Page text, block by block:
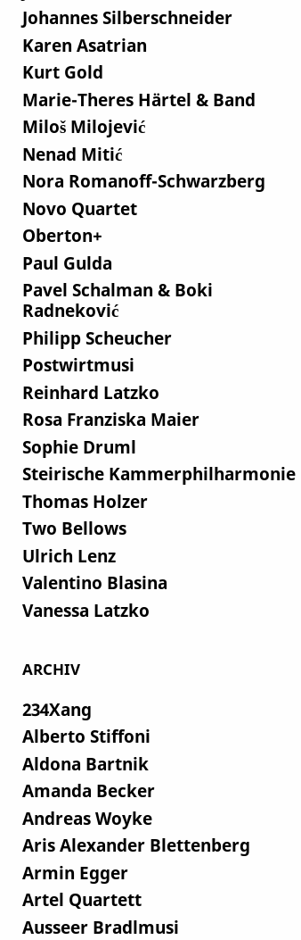
Johannes Silberschneider
Karen Asatrian
Kurt Gold
Marie-Theres Härtel & Band
Miloš Milojević
Nenad Mitić
Nora Romanoff-Schwarzberg
Novo Quartet
Oberton+
Paul Gulda
Pavel Schalman & Boki
Radneković
Philipp Scheucher
Postwirtmusi
Reinhard Latzko
Rosa Franziska Maier
Sophie Druml
Steirische Kammerphilharmonie
Thomas Holzer
Two Bellows
Ulrich Lenz
Valentino Blasina
Vanessa Latzko
ARCHIV
234Xang
Alberto Stiffoni
Aldona Bartnik
Amanda Becker
Andreas Woyke
Aris Alexander Blettenberg
Armin Egger
Artel Quartett
Ausseer Bradlmusi